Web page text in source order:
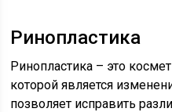
Ринопластика
Ринопластика – это
которой является
позволяет исправить